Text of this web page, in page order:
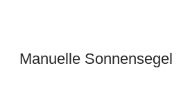
Manuelle Sonnensegel